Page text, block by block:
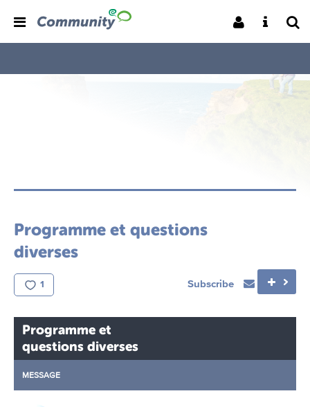
Programme et questions
diverses
1 Subscribe
Programme et
questions diverses
MESSAGE